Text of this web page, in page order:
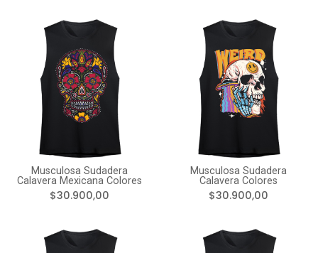
Musculosa Sudadera
Calavera Mexicana Colores
$30.900,00
Musculosa Sudadera
Calavera Colores
$30.900,00